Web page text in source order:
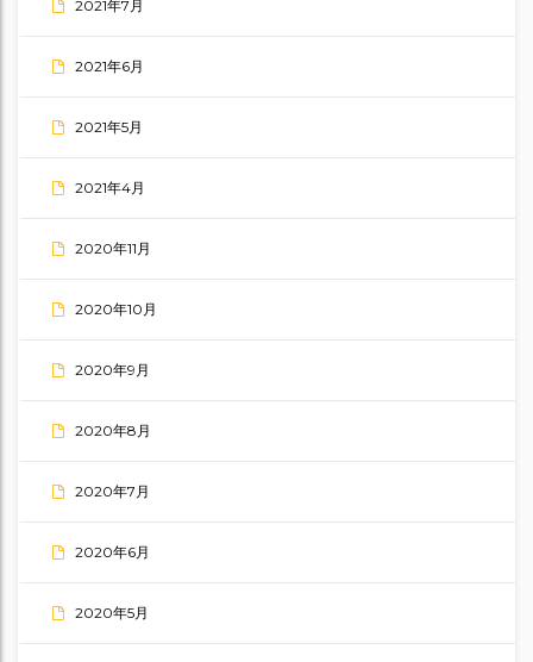
2021年7月
2021年6月
2021年5月
2021年4月
2020年11月
2020年10月
2020年9月
2020年8月
2020年7月
2020年6月
2020年5月